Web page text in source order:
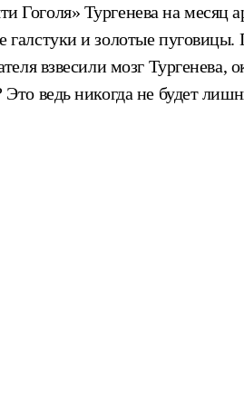
Тургенева на месяц
и золотые
взвесили мозг Тургенева,
ведь никогда не будет